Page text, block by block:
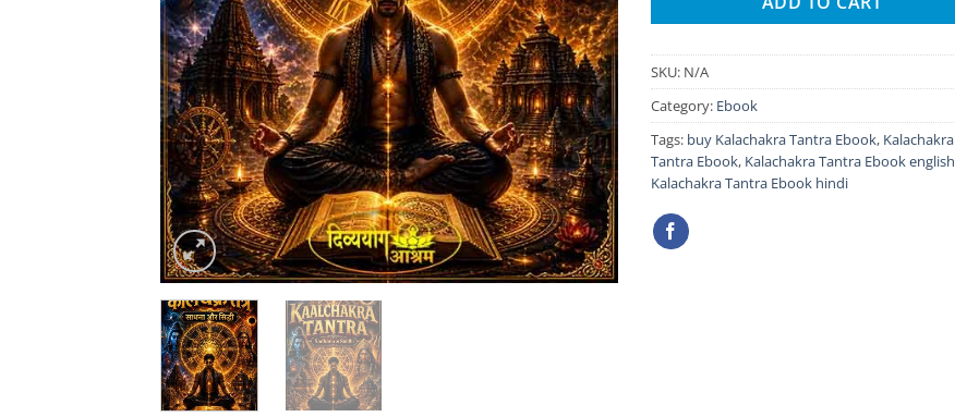
SKU: N/A
Category: Ebook
Tags: buy Kalachakra Tantra Ebook, Kalachakra
Tantra Ebook, Kalachakra Tantra Ebook english
Kalachakra Tantra Ebook hindi